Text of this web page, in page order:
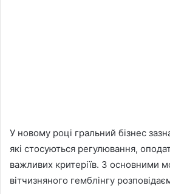
У новому році гральний бізнес
які стосуються регулювання,
важливих критеріїв. З основними
вітчизняного гемблінгу